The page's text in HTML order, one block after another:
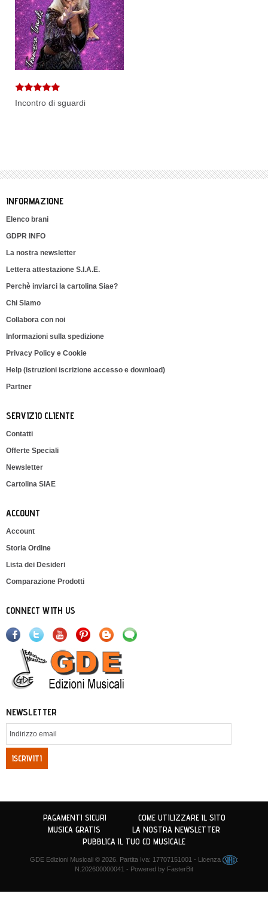
Incontro di sguardi
INFORMAZIONE
Elenco brani
GDPR INFO
La nostra newsletter
Lettera attestazione S.I.A.E.
Perchè inviarci la cartolina Siae?
Chi Siamo
Collabora con noi
Informazioni sulla spedizione
Privacy Policy e Cookie
Help (istruzioni iscrizione accesso e download)
Partner
SERVIZIO CLIENTE
Contatti
Offerte Speciali
Newsletter
Cartolina SIAE
ACCOUNT
Account
Storia Ordine
Lista dei Desideri
Comparazione Prodotti
CONNECT WITH US
NEWSLETTER
ISCRIVITI
PAGAMENTI SICURI
COME UTILIZZARE IL SITO
MUSICA GRATIS
LA NOSTRA NEWSLETTER
PUBBLICA IL TUO CD MUSICALE
GDE Edizioni Musicali© 2026. Partita Iva: 17707151001 - Licenza
:
N.202600000041 - Powered by FasterBit